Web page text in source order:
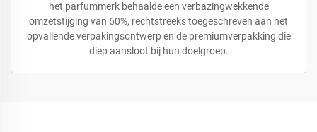
het parfummerk behaalde een verbazingwekkende
omzetstijging van 60%, rechtstreeks toegeschreven aan het
opvallende verpakingsontwerp en de premiumverpakking die
diep aansloot bij hun doelgroep.